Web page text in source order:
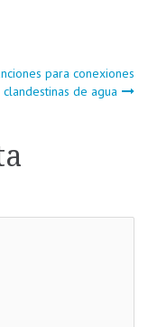
para conexiones
clandestinas de agua